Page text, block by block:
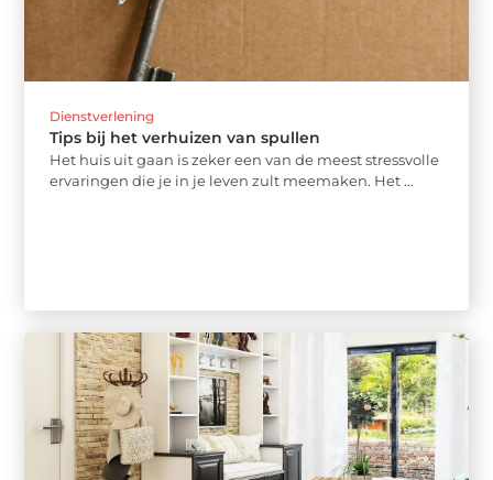
Dienstverlening
Tips bij het verhuizen van spullen
Het huis uit gaan is zeker een van de meest stressvolle
ervaringen die je in je leven zult meemaken. Het ...